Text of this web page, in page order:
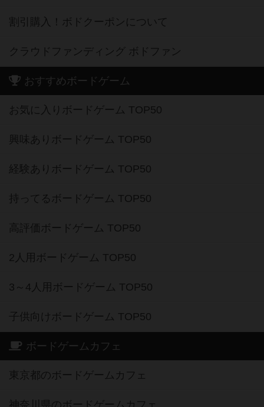
割引購入！ボドクーポンについて
クラウドファンディング ボドファン
おすすめボードゲーム
お気に入りボードゲーム TOP50
興味ありボードゲーム TOP50
経験ありボードゲーム TOP50
持ってるボードゲーム TOP50
高評価ボードゲーム TOP50
2人用ボードゲーム TOP50
3～4人用ボードゲーム TOP50
子供向けボードゲーム TOP50
ボードゲームカフェ
東京都のボードゲームカフェ